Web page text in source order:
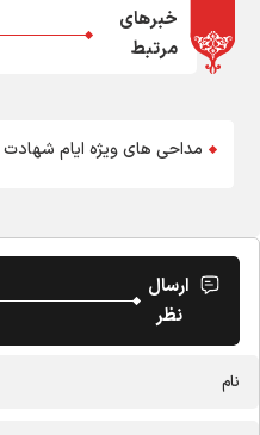
خبرهای
مرتبط
مداحی های ویژه ایام شهادت
ارسال
نظر